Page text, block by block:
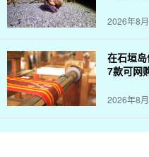
2026年8
在石垣
7款可网
2026年8